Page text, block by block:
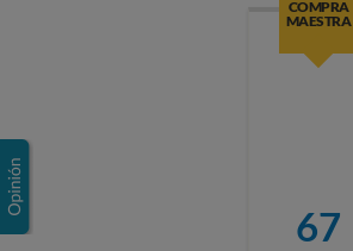
COMPRA
MAESTRA
67